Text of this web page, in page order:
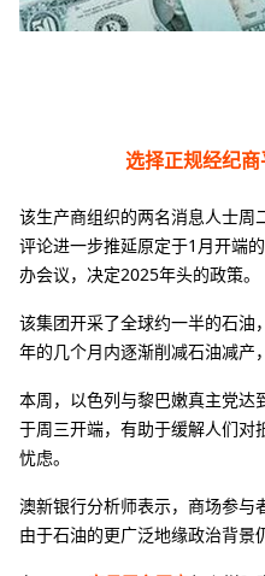
选择正规经纪商
该生产商组织的两名消息人士周
评论进一步推延原定于1月开端
办会议，决定2025年头的政策。
该集团开采了全球约一半的石
年的几个月内逐渐削减石油减产
本周，以色列与黎巴嫩真主党达
于周三开端，有助于缓解人们对
忧虑。
澳新银行分析师表示，商场参与
由于石油的更广泛地缘政治背景